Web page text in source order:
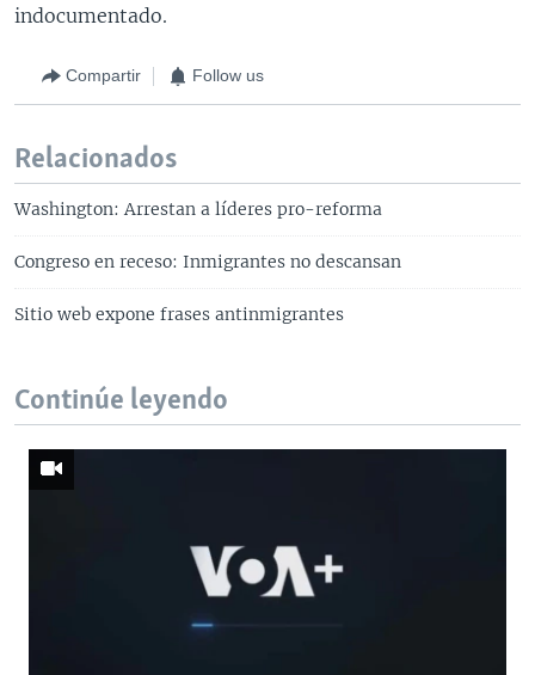
indocumentado.
Compartir Follow us
Relacionados
Washington: Arrestan a líderes pro-reforma
Congreso en receso: Inmigrantes no descansan
Sitio web expone frases antinmigrantes
Continúe leyendo